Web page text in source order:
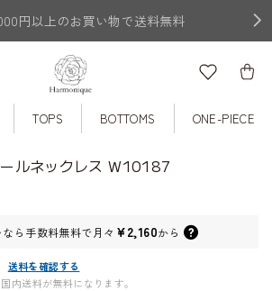
円以上のお買い物で送料無料
TOPS BOTTOMS ONE-PIECE
ルネックレス W10187
なら 手数料無料で月々 ¥2,160から
送料を確認する
送料が無料になります。